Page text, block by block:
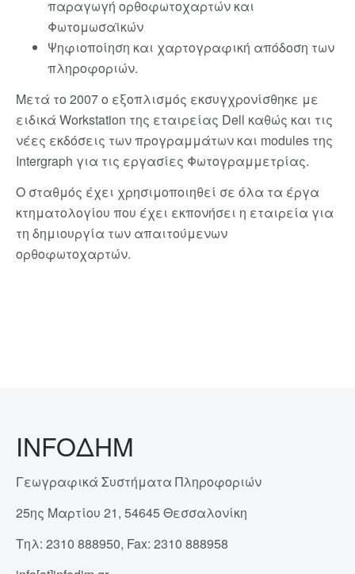
παραγωγή ορθοφωτοχαρτών και
Φωτομωσαϊκών
Ψηφιοποίηση και χαρτογραφική απόδοση των
πληροφοριών.
Μετά το 2007 ο εξοπλισμός εκσυγχρονίσθηκε με
ειδικά Workstation της εταιρείας Dell καθώς και τις
νέες εκδόσεις των προγραμμάτων και modules της
Intergraph για τις εργασίες Φωτογραμμετρίας.
Ο σταθμός έχει χρησιμοποιηθεί σε όλα τα έργα
κτηματολογίου που έχει εκπονήσει η εταιρεία για
τη δημιουργία των απαιτούμενων
ορθοφωτοχαρτών.
INFOΔΗΜ
Γεωγραφικά Συστήματα Πληροφοριών
25ης Μαρτίου 21, 54645 Θεσσαλονίκη
Τηλ: 2310 888950, Fax: 2310 888958